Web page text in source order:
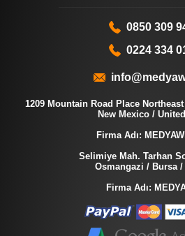
0850 309
0224 334
1209 Mountain Road Place
New Mexico /
Firma Adı:
Selimiye Mah. Tarhan
Osmangazi / Bursa
Firma Adı: